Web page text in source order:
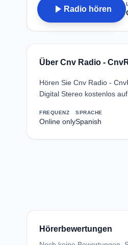
play_arrow Radio hören
Über Cnv Radio -
Hören Sie Cnv Radio -
Digital Stereo kostenlos
FREQUENZ
Online only
SPRACHE
Spanish
Hörerbewertungen